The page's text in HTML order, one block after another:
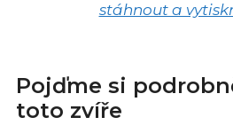
stáhnout a
Pojďme si
toto zvíře